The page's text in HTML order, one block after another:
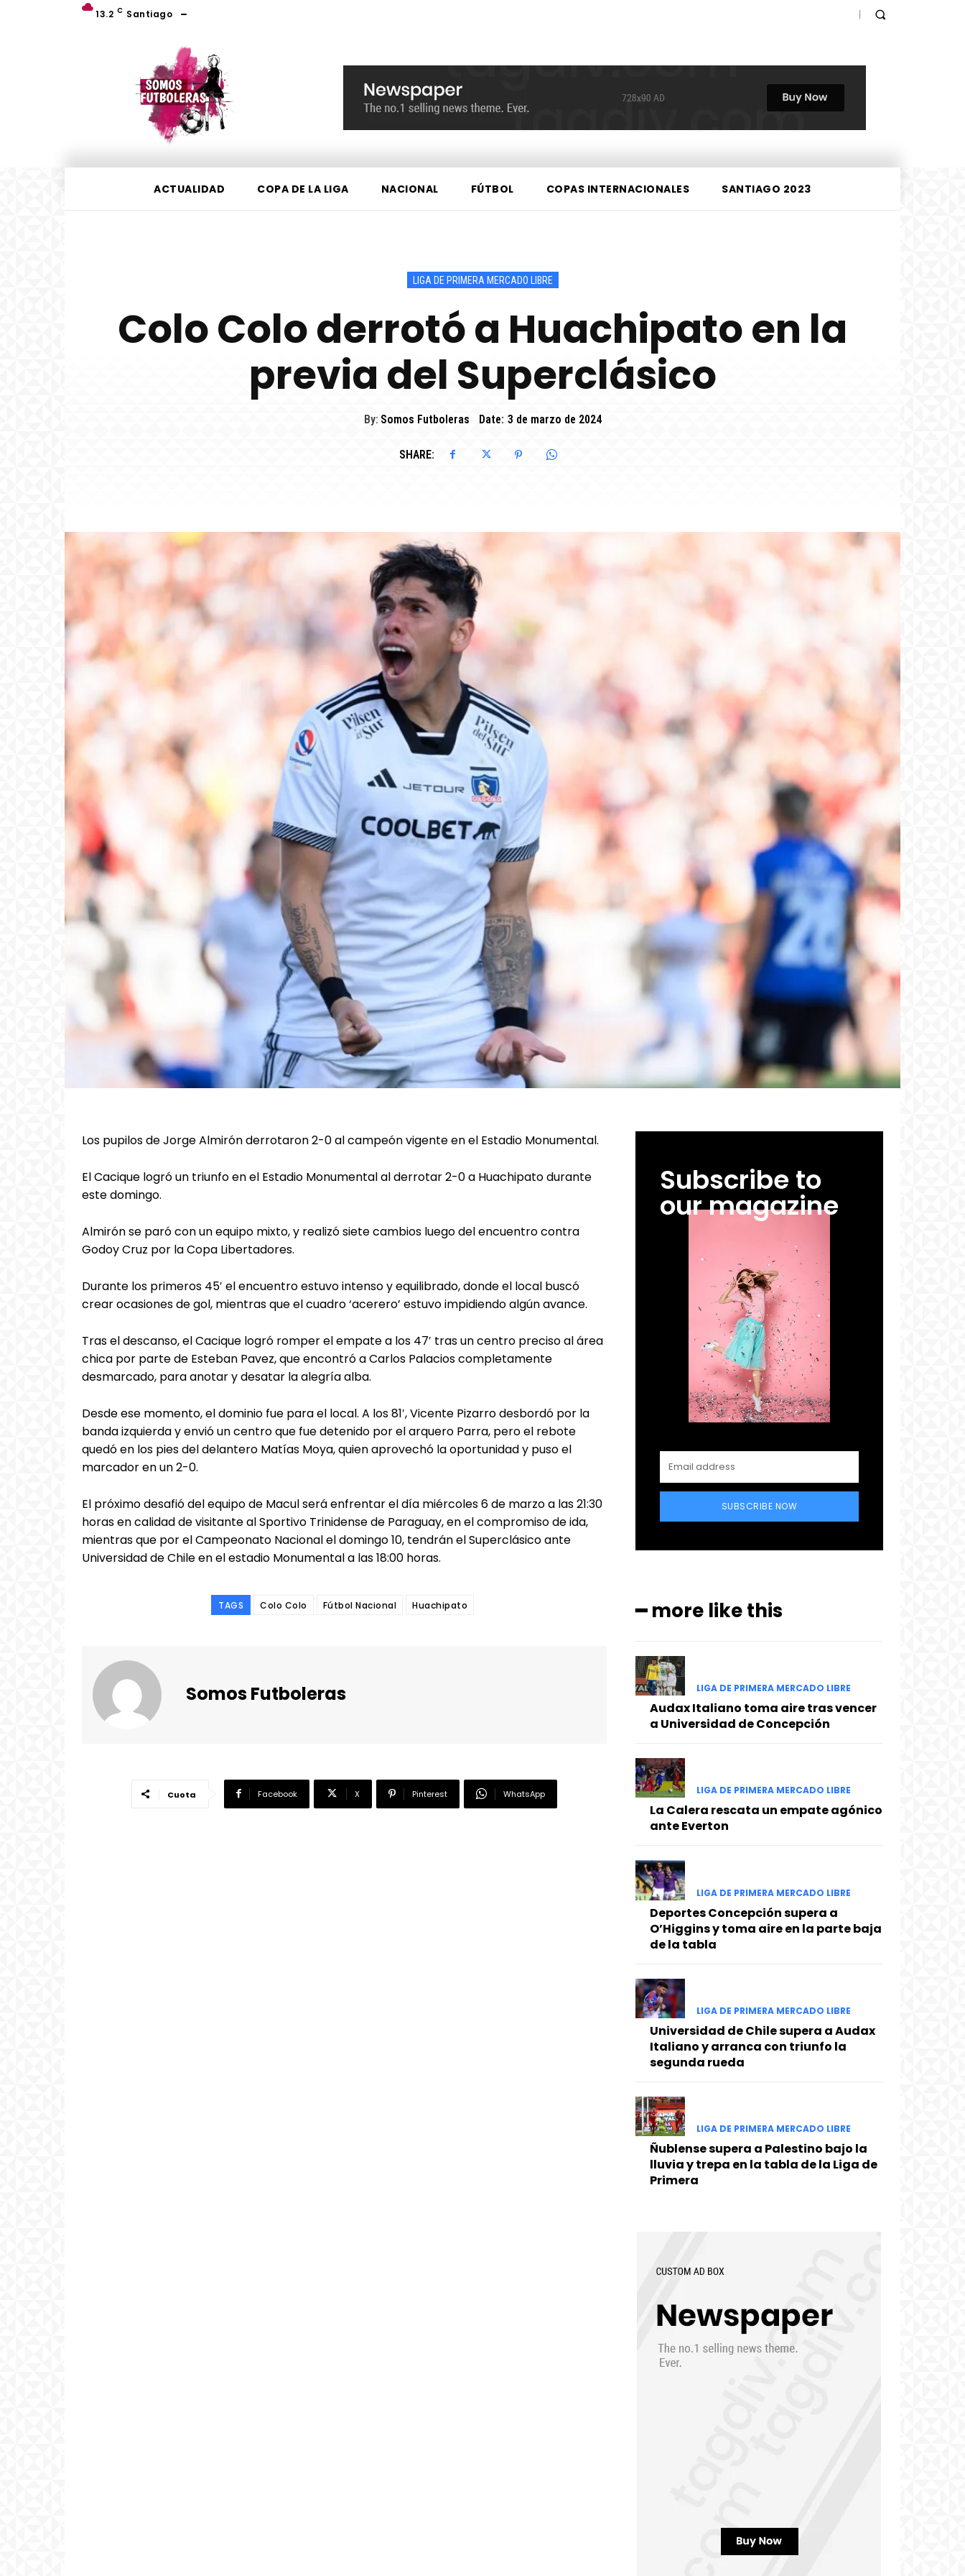
13.2 C Santiago
ACTUALIDAD COPA DE LA LIGA NACIONAL FÚTBOL COPAS INTERNACIONALES SANTIAGO 2023
LIGA DE PRIMERA MERCADO LIBRE
Colo Colo derrotó a Huachipato en la
previa del Superclásico
By: Somos Futboleras Date: 3 de marzo de 2024
SHARE:
Los pupilos de Jorge Almirón derrotaron 2-0 al campeón vigente en el Estadio Monumental.
El Cacique logró un triunfo en el Estadio Monumental al derrotar 2-0 a Huachipato durante
este domingo.
Almirón se paró con un equipo mixto, y realizó siete cambios luego del encuentro contra
Godoy Cruz por la Copa Libertadores.
Durante los primeros 45′ el encuentro estuvo intenso y equilibrado, donde el local buscó
crear ocasiones de gol, mientras que el cuadro ‘acerero’ estuvo impidiendo algún avance.
Tras el descanso, el Cacique logró romper el empate a los 47′ tras un centro preciso al área
chica por parte de Esteban Pavez, que encontró a Carlos Palacios completamente
desmarcado, para anotar y desatar la alegría alba.
Desde ese momento, el dominio fue para el local. A los 81′, Vicente Pizarro desbordó por la
banda izquierda y envió un centro que fue detenido por el arquero Parra, pero el rebote
quedó en los pies del delantero Matías Moya, quien aprovechó la oportunidad y puso el
marcador en un 2-0.
El próximo desafió del equipo de Macul será enfrentar el día miércoles 6 de marzo a las 21:30
horas en calidad de visitante al Sportivo Trinidense de Paraguay, en el compromiso de ida,
mientras que por el Campeonato Nacional el domingo 10, tendrán el Superclásico ante
Universidad de Chile en el estadio Monumental a las 18:00 horas.
TAGS Colo Colo Fútbol Nacional Huachipato
Somos Futboleras
Cuota Facebook X Pinterest WhatsApp
Subscribe to
our magazine
SUBSCRIBE NOW
━ more like this
LIGA DE PRIMERA MERCADO LIBRE
Audax Italiano toma aire tras vencer
a Universidad de Concepción
LIGA DE PRIMERA MERCADO LIBRE
La Calera rescata un empate agónico
ante Everton
LIGA DE PRIMERA MERCADO LIBRE
Deportes Concepción supera a
O’Higgins y toma aire en la parte baja
de la tabla
LIGA DE PRIMERA MERCADO LIBRE
Universidad de Chile supera a Audax
Italiano y arranca con triunfo la
segunda rueda
LIGA DE PRIMERA MERCADO LIBRE
Ñublense supera a Palestino bajo la
lluvia y trepa en la tabla de la Liga de
Primera